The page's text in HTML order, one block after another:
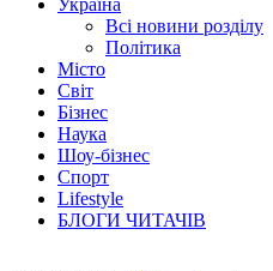
Україна
Всі новини розділу
Політика
Місто
Світ
Бізнес
Наука
Шоу-бізнес
Спорт
Lifestyle
БЛОГИ ЧИТАЧІВ